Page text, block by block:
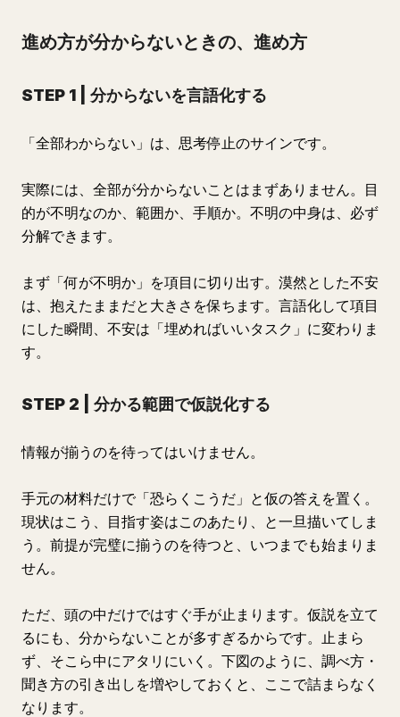
進め方が分からないときの、進め方
STEP 1 分からないを言語化する
「全部わからない」は、思考停止のサインです。
実際には、全部が分からないことはまずありません。目
的が不明なのか、範囲か、手順か。不明の中身は、必ず
分解できます。
まず「何が不明か」を項目に切り出す。漠然とした不安
は、抱えたままだと大きさを保ちます。言語化して項目
にした瞬間、不安は「埋めればいいタスク」に変わりま
す。
STEP 2 | 分かる範囲で仮説化する
情報が揃うのを待ってはいけません。
手元の材料だけで「恐らくこうだ」と仮の答えを置く。
現状はこう、目指す姿はこのあたり、と一旦描いてしま
う。前提が完璧に揃うのを待つと、いつまでも始まりま
せん。
ただ、頭の中だけではすぐ手が止まります。仮説を立て
るにも、分からないことが多すぎるからです。止まら
ず、そこら中にアタリにいく。下図のように、調べ方・
聞き方の引き出しを増やしておくと、ここで詰まらなく
なります。